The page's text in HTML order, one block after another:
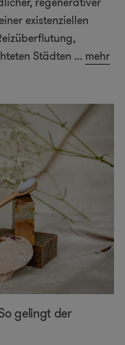
existenziellen
Städten ... mehr
gelingt der